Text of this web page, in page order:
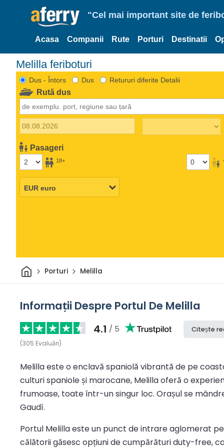
"Cel mai important site de
Acasa Companii Rute Porturi Destinatii
Melilla feriboturi
Dus - Întors Dus Retururi diferite Detalii
Rută dus
Pasageri
18+
AcasăPorturi Melilla
Informații Despre Portul De Melilla
4.1 / 5
(305 Evaluări)
Citește
Melilla este o enclavă spaniolă vibrantă de pe
culturi spaniole și marocane, Melilla oferă o
frumoase, toate într-un singur loc. Orașul se
Gaudí.
Portul Melilla este un punct de intrare aglomerat
călătorii găsesc opțiuni de cumpărături duty-free,